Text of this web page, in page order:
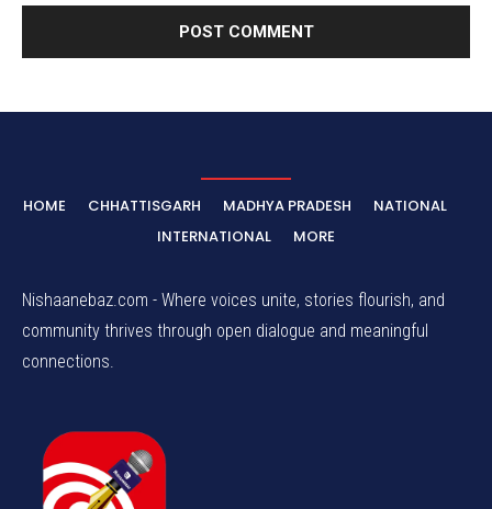
HOME CHHATTISGARH MADHYA PRADESH
NATIONAL
INTERNATIONAL
MORE
Nishaanebaz.com - Where voices unite, stories flourish, and
community thrives through open dialogue and meaningful
connections.